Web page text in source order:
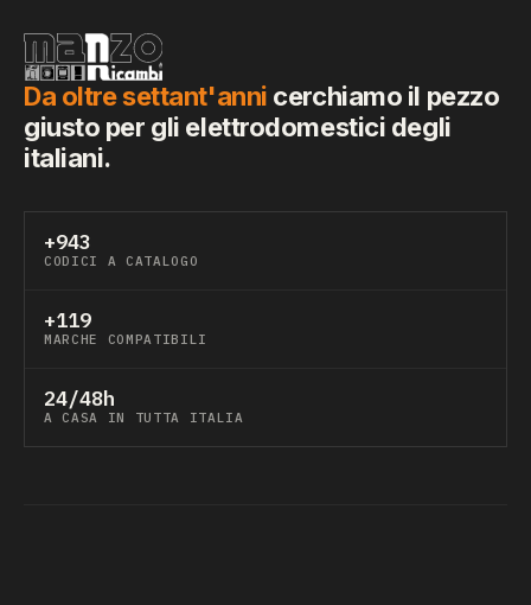
Da oltre settant'anni cerchiamo il pezzo
giusto per gli elettrodomestici degli
italiani.
+943
CODICI A CATALOGO
+119
MARCHE COMPATIBILI
24/48h
A CASA IN TUTTA ITALIA